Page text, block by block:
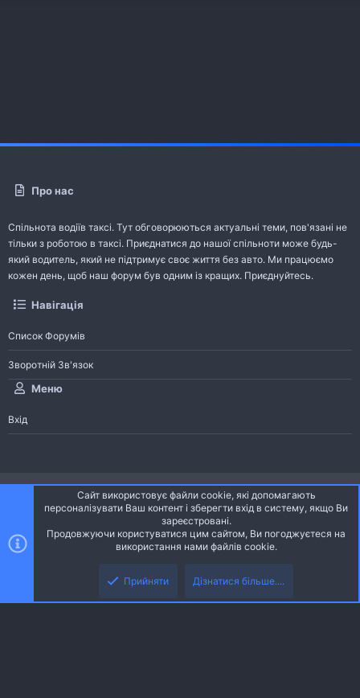
Про нас
Спільнота водіїв таксі. Тут обговорюються актуальні теми, пов'язані не
тільки з роботою в таксі. Приєднатися до нашої спільноти може будь-
який водитель, який не підтримує своє життя без авто. Ми працюємо
кожен день, щоб наш форум був одним із кращих. Приєднуйтесь.
Навігація
Список Форумів
Зворотній Зв'язок
Меню
Вхід
Ніч
Українська (UA)
S
Community platform by XenForo® © 2010-2026 XenForo Ltd.
Community platform by XenForo © 2010-2022 XenForo Ltd. | dev: Pages
Сайт використовує файли cookie, які допомагають
персоналізувати Ваш контент і зберегти вхід в систему, якщо Ви
зареєстровані.
Продовжуючи користуватися цим сайтом, Ви погоджуєтеся на
використання нами файлів cookie.
Прийняти Дізнатися більше....